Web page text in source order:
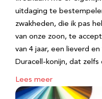
uitdaging te
zwakheden, die ik pas
van onze zoon, te
van 4 jaar, een lieverd
Duracell-konijn, dat
Lees meer